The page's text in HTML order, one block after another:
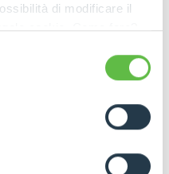
di modificare il
cookie. Come fare?
il suo consenso" e
presente in ogni
all'interessato ai
apposita procedura.